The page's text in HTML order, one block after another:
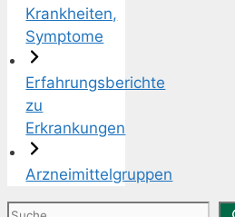
Krankheiten,
Symptome
Erfahrungsberichte
zu
Erkrankungen
Arzneimittelgruppen
Suchen